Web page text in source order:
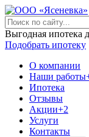
Выгодная ипотека
Подобрать ипотеку
О компании
Наши работы
Ипотека
Отзывы
Акции+2
Услуги
Контакты